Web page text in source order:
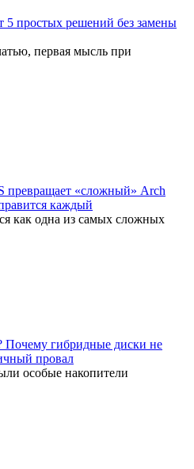
5 простых решений без замены
первая мысль при
превращает «сложный» Arch
каждый
как одна из самых сложных
Почему гибридные диски не
провал
особые накопители